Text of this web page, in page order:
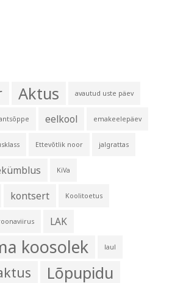
Aktus avautud uste päev
eelkool emakeelepäev
Ettevõtlik noor jalgrattas
KiVa
kontsert Koolitoetus
LAK
koosolek laul
Lõpupidu